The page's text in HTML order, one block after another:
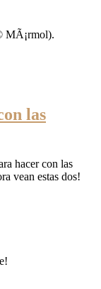
MÃ¡rmol).
las
hacer con las
vean estas dos!